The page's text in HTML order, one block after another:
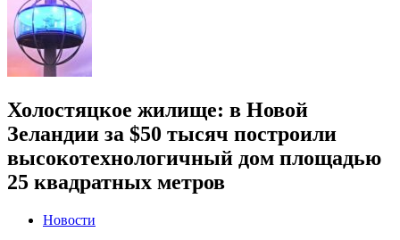
Холостяцкое жилище: в Новой
Зеландии за $50 тысяч построили
высокотехнологичный дом площадью
25 квадратных метров
Новости